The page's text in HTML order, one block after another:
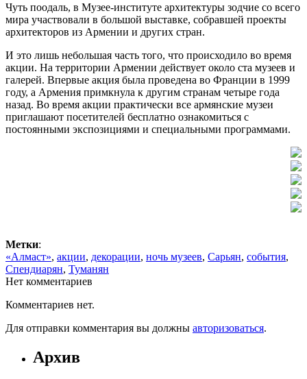
Чуть поодаль, в Музее-институте архитектуры зодчие со всего
мира участвовали в большой выставке, собравшей проекты
архитекторов из Армении и других стран.
И это лишь небольшая часть того, что происходило во время
акции. На территории Армении действует около ста музеев и
галерей. Впервые акция была проведена во Франции в 1999
году, а Армения примкнула к другим странам четыре года
назад. Во время акции практически все армянские музеи
приглашают посетителей бесплатно ознакомиться с
постоянными экспозициями и специальными программами.
Метки:
«Алмаст», акции, декорации, ночь музеев, Сарьян, события,
Спендиарян, Туманян
Нет комментариев
Комментариев нет.
Для отправки комментария вы должны авторизоваться.
Архив